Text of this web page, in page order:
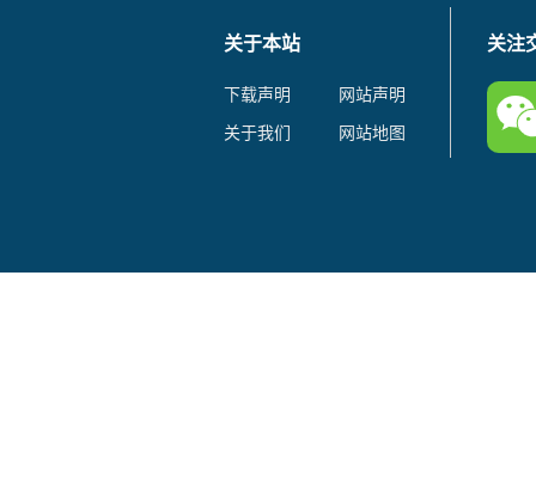
关于本站
下载声明
网站声明
关于我们
网站地图
关注